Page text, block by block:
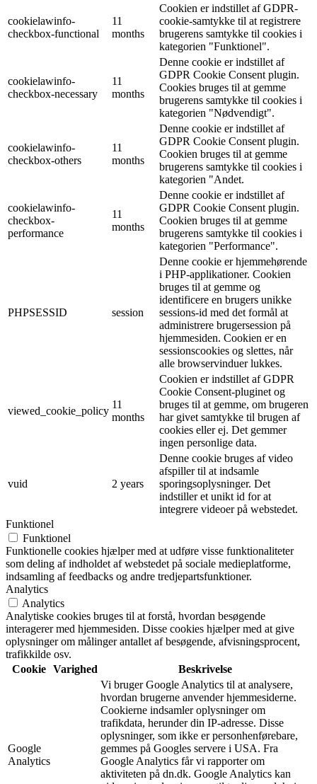
cookielawinfo-
checkbox-functional
11
months
Cookien er indstillet af GDPR-
cookie-samtykke til at registrere
brugerens samtykke til cookies i
kategorien "Funktionel".
cookielawinfo-
checkbox-necessary
11
months
Denne cookie er indstillet af
GDPR Cookie Consent plugin.
Cookies bruges til at gemme
brugerens samtykke til cookies i
kategorien "Nødvendigt".
cookielawinfo-
checkbox-others
11
months
Denne cookie er indstillet af
GDPR Cookie Consent plugin.
Cookien bruges til at gemme
brugerens samtykke til cookies i
kategorien "Andet.
cookielawinfo-
checkbox-
performance
11
months
Denne cookie er indstillet af
GDPR Cookie Consent plugin.
Cookien bruges til at gemme
brugerens samtykke til cookies i
kategorien "Performance".
PHPSESSID session
Denne cookie er hjemmehørende
i PHP-applikationer. Cookien
bruges til at gemme og
identificere en brugers unikke
sessions-id med det formål at
administrere brugersession på
hjemmesiden. Cookien er en
sessionscookies og slettes, når
alle browservinduer lukkes.
viewed_cookie_policy
11
months
Cookien er indstillet af GDPR
Cookie Consent-pluginet og
bruges til at gemme, om brugeren
har givet samtykke til brugen af
cookies eller ej. Det gemmer
ingen personlige data.
vuid 2 years
Denne cookie bruges af video
afspiller til at indsamle
sporingsoplysninger. Det
indstiller et unikt id for at
integrere videoer på webstedet.
Funktionel
Funktionel
Funktionelle cookies hjælper med at udføre visse funktionaliteter
som deling af indholdet af webstedet på sociale medieplatforme,
indsamling af feedbacks og andre tredjepartsfunktioner.
Analytics
Analytics
Analytiske cookies bruges til at forstå, hvordan besøgende
interagerer med hjemmesiden. Disse cookies hjælper med at give
oplysninger om målinger antallet af besøgende, afvisningsprocent,
trafikkilde osv.
Cookie Varighed Beskrivelse
Google
Analytics
Vi bruger Google Analytics til at analysere,
hvordan brugerne anvender hjemmesiderne.
Cookierne indsamler oplysninger om
trafikdata, herunder din IP-adresse. Disse
oplysninger, som ikke er personhenførebare,
gemmes på Googles servere i USA. Fra
Google Analytics får vi rapporter om
aktiviteten på dn.dk. Google Analytics kan